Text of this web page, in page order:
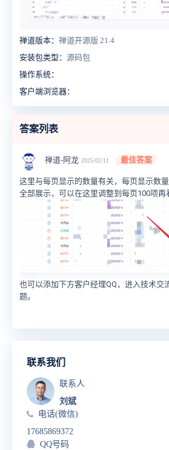
禅道版本： 禅道开源版 21.4
安装包类型： 源码包
操作系统：
客户端浏览器：
答案列表
禅道-阿龙 2025/02/11 最佳答案
这里与每页显示的数量有关，每页显示数
全部展示，可以在这里调整到每页100项再
也可以添加下方客户经理QQ，进入技术交
题。
联系我们
联系人
刘斌
电话(微信)
17685869372
QQ号码